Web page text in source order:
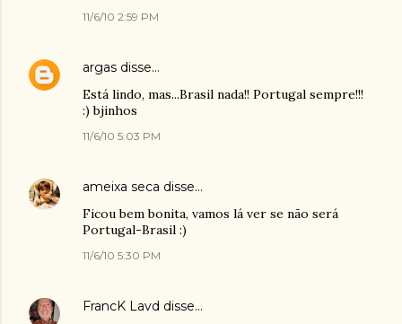
11/6/10 2:59 PM
argas disse…
Está lindo, mas...Brasil nada!! Portugal sempre!!!
:) bjinhos
11/6/10 5:03 PM
ameixa seca disse…
Ficou bem bonita, vamos lá ver se não será
Portugal-Brasil :)
11/6/10 5:30 PM
FrancK Lavd disse…